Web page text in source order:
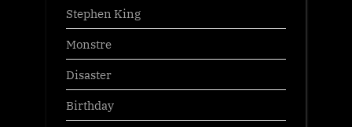
Stephen King
Monstre
Disaster
Birthday